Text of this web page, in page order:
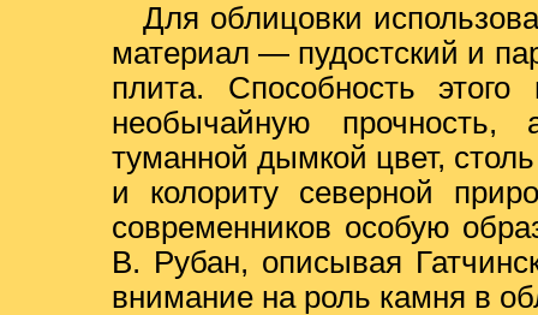
Для облицовки
материал — пудостский и
плита. Способность
необычайную
туманной дымкой цвет,
и колориту северной
современников особую
В. Рубан, описывая
внимание на роль камня в